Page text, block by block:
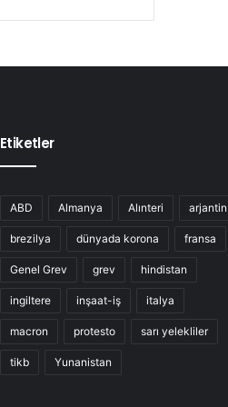
Etiketler
ABD Almanya Alınteri arjantin
brezilya dünyada korona fransa
Genel Grev grev hindistan
ingiltere inşaat-iş italya
macron protesto sarı yelekliler
tikb Yunanistan